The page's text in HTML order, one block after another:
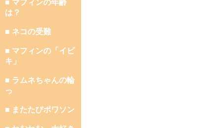
■ マフィンの年齢
は？
■ ネコの受難
■ マフィンの「イビ
キ」
■ ラムネちゃんの輪
っ
■ またたびポワソン